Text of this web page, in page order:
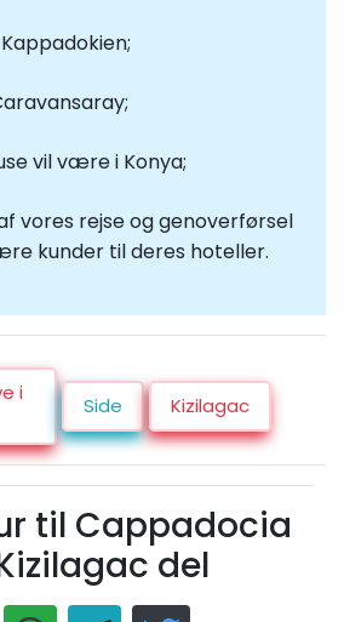
vil være i Konya;
vores rejse og genoverførsel
kunder til deres hoteller.
i
Side Kizilagac
til Cappadocia
del